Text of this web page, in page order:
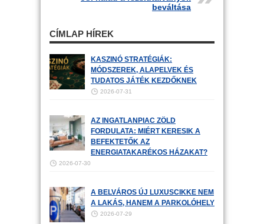
beváltása
CÍMLAP HÍREK
KASZINÓ STRATÉGIÁK:
MÓDSZEREK, ALAPELVEK ÉS
TUDATOS JÁTÉK KEZDŐKNEK
2026-07-31
AZ INGATLANPIAC ZÖLD
FORDULATA: MIÉRT KERESIK A
BEFEKTETŐK AZ
ENERGIATAKARÉKOS HÁZAKAT?
2026-07-30
A BELVÁROS ÚJ LUXUSCIKKE NEM
A LAKÁS, HANEM A PARKOLÓHELY
2026-07-29